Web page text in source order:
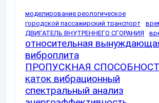
моделирование реологическое
городской пассажирский транспорт
ДВИГАТЕЛЬ ВНУТРЕННЕГО СГОРАНИЯ
относительная
виброплита
ПРОПУСКНАЯ
каток вибрационный
спектральный анализ